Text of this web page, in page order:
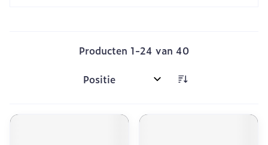
Producten 1-24 van 40
Sorteer op: